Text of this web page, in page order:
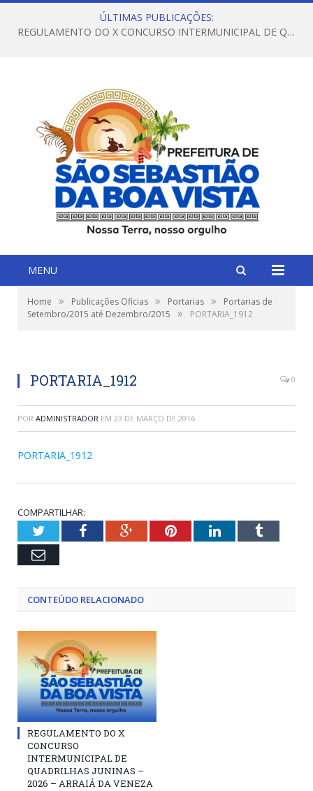
ÚLTIMAS PUBLICAÇÕES:
REGULAMENTO DO X CONCURSO INTERMUNICIPAL DE QUADRILHAS JUNINAS – 2026 – ARRAIÁ DA VENEZA
MENU
Home » Publicações Oficias » Portarias »
Portarias de
Setembro/2015 até Dezembro/2015
» PORTARIA_1912
PORTARIA_1912 0
POR ADMINISTRADOR EM 23 DE MARÇO DE 2016
PORTARIA_1912
COMPARTILHAR:
TwitterFacebookGoogle+PinterestLinkedInTumblr
Email
CONTEÚDO RELACIONADO
REGULAMENTO DO X
CONCURSO
INTERMUNICIPAL DE
QUADRILHAS JUNINAS –
2026 – ARRAIÁ DA VENEZA